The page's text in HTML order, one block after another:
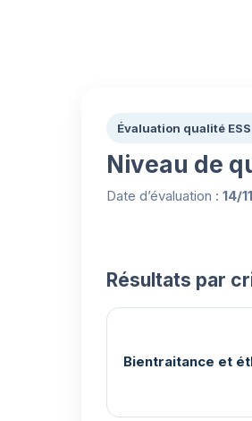
Évaluation qualité
Niveau de
Date d’évaluation : 14/
Résultats par
Bientraitance et